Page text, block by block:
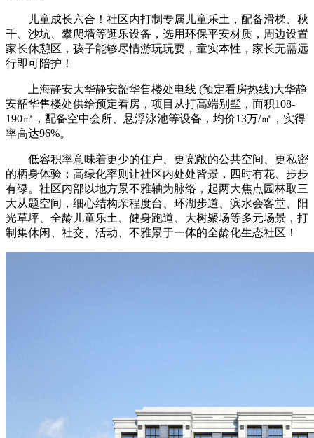
儿童成长六合！社区内打制专属儿童乐土，配备滑梯、秋
千、沙坑、攀爬墙等逛乐设备，选用环保平安材质，周边设置
家长休憩区，孩子能够尽情游玩玩耍，童实本性，家长无需远
行即可陪护！
上海静安大华静安韶华售楼处电线 (预定看房热线)大华静
安韶华售楼处供给预定看房，项目从打高端别墅，面积108-
190㎡，配备空中会所、悬浮泳池等设备，均价13万/㎡，实得
率高达96%。
低容积率意味着更少的住户、更宽敞的公共空间、更私密
的栖身体验；高绿化率则让社区内处处皆景，四时有花、步步
有绿。社区内部以地方景不雅轴为脉络，起两大焦点园林取三
大从题空间，细心结构亲程度台、环湖步道、滨水会客堂、阳
光草坪、全龄儿童乐土、健身跑道、大树聚场等多元场景，打
制集休闲、社交、活动、不雅景于一体的全龄化生态社区！